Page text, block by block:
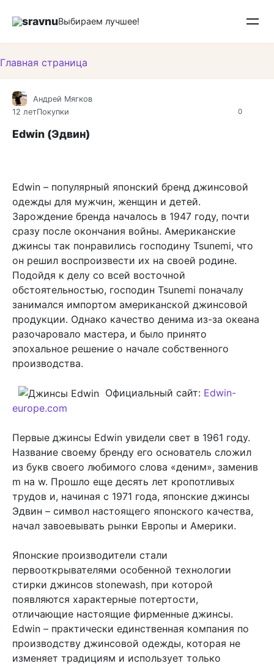
sravnuВыбираем лучшее!
Главная страница
0
Андрей Мягков
12 летПокупки
Edwin (Эдвин)
Edwin – популярный японский бренд джинсовой
одежды для мужчин, женщин и детей.
Зарождение бренда началось в 1947 году, почти
сразу после окончания войны. Американские
джинсы так понравились господину Tsunemi, что
он решил воспроизвести их на своей родине.
Подойдя к делу со всей восточной
обстоятельностью, господин Tsunemi поначалу
занимался импортом американской джинсовой
продукции. Однако качество денима из-за океана
разочаровало мастера, и было принято
эпохальное решение о начале собственного
производства.
Официальный сайт: Edwin-
europe.com
Первые джинсы Edwin увидели свет в 1961 году.
Название своему бренду его основатель сложил
из букв своего любимого слова «деним», заменив
m на w. Прошло еще десять лет кропотливых
трудов и, начиная с 1971 года, японские джинсы
Эдвин – символ настоящего японского качества,
начал завоевывать рынки Европы и Америки.
Японские производители стали
первооткрывателями особенной технологии
стирки джинсов stonewash, при которой
появляются характерные потертости,
отличающие настоящие фирменные джинсы.
Edwin – практически единственная компания по
производству джинсовой одежды, которая не
изменяет традициям и использует только